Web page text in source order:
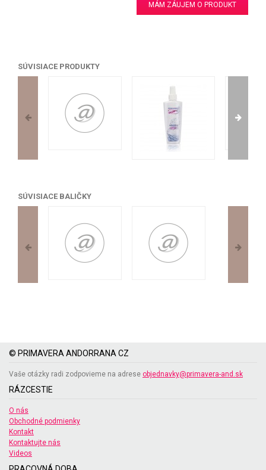
MÁM ZÁUJEM O PRODUKT
SÚVISIACE PRODUKTY
SÚVISIACE BALIČKY
© PRIMAVERA ANDORRANA CZ
Vaše otázky radi zodpovieme na adrese objednavky@primavera-and.sk
RÁZCESTIE
O nás
Obchodné podmienky
Kontakt
Kontaktujte nás
Videos